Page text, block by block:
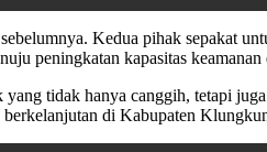
Kedua pihak sepakat
peningkatan kapasitas
tidak hanya canggih, tetapi
di Kabupaten